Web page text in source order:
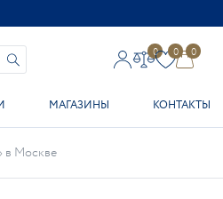
0 0 0
МАГАЗИНЫ КОНТАКТЫ
в Москве